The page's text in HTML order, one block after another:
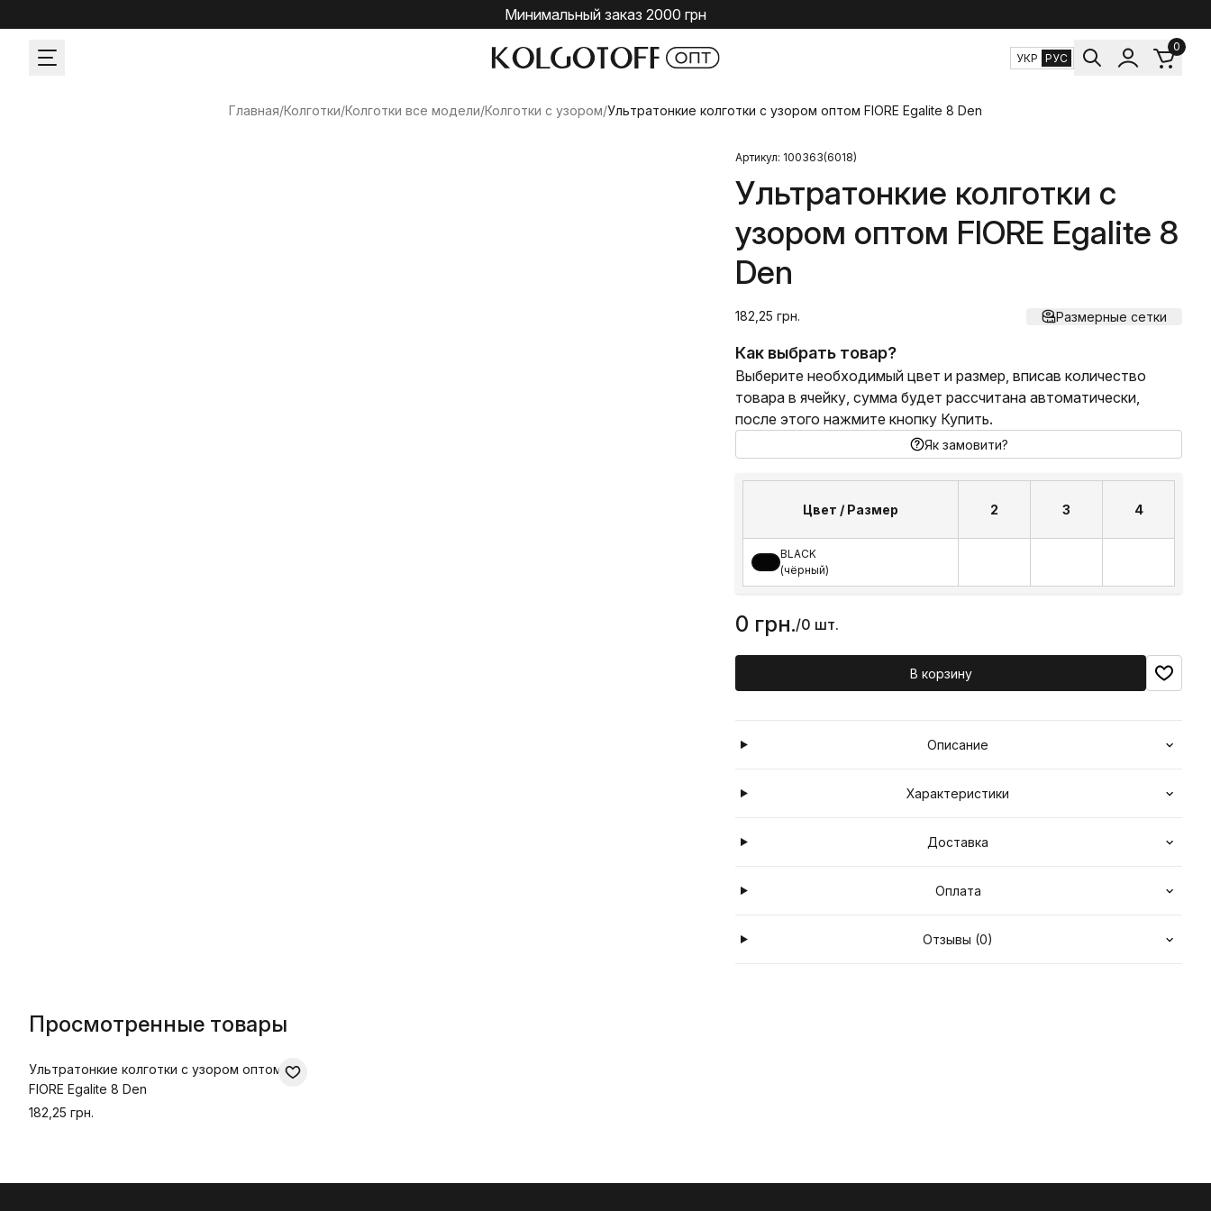
Минимальный заказ 2000 грн
УКР РУС
0
Главная/Колготки/Колготки все модели/Колготки с узором/Ультратонкие колготки с узором оптом FIORE Egalite 8 Den
Артикул: 100363(6018)
Ультратонкие колготки с
узором оптом FIORE Egalite 8
Den
182,25 грн. Размерные сетки
Как выбрать товар?
Выберите необходимый цвет и размер, вписав количество
товара в ячейку, сумма будет рассчитана автоматически,
после этого нажмите кнопку Купить.
Як замовити?
Цвет / Размер 2 3 4
BLACK
(чёрный)
0 грн./0 шт.
В корзину
Описание
Характеристики
Доставка
Оплата
Отзывы (0)
Просмотренные товары
Ультратонкие колготки с узором оптом
FIORE Egalite 8 Den
182,25 грн.